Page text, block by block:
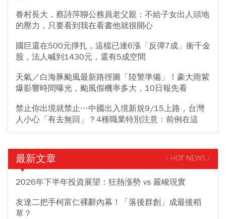
眷村長大，蔡詩萍聊公務員老父親：不給子女出人頭地
的壓力，只要看到我在看書他就很開心
國巨還在500元掙扎，這檔已連6漲「反彈7成」衝千金
股，法人喊到1430元，還有5成空間
天氣／白海豚颱風最新路徑圖「陸警準備」！豪大雨紫
爆影響時間曝光，颱風假機率多大，10日報先看
禁止你出境就禁止…中國出入境新規9/15上路，台灣
人小心「有去無回」？4種職業特別注意：前例在這
最新文章 / HOT NEWS /
2026年下半年投資展望：狂熱漲勢 vs 嚴峻現實
友達二把手柯富仁裸辭內幕！「落後群創」成最後稻
草？